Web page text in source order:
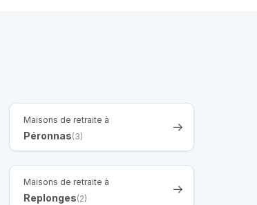
Maisons de retraite à
Péronnas(3)
Maisons de retraite à
Replonges(2)